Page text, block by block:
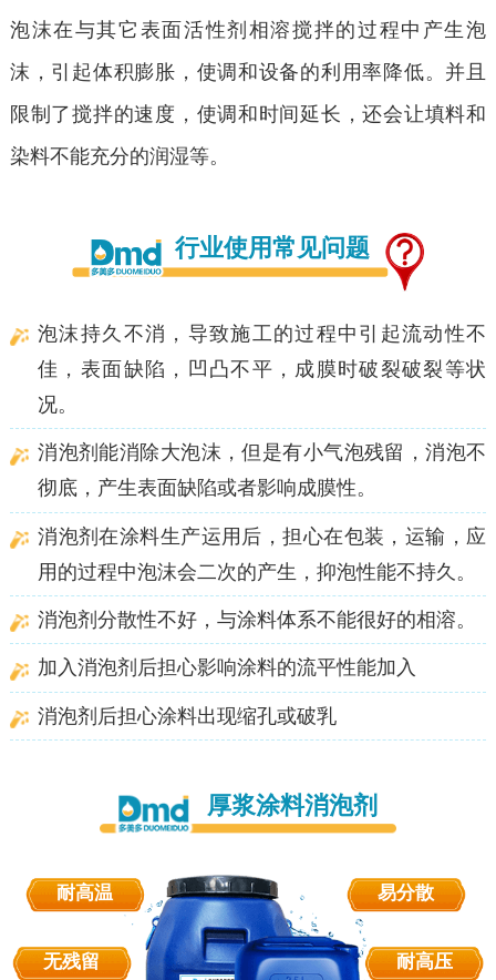
泡沫在与其它表面活性剂相溶搅拌的过程中产生泡
沫，引起体积膨胀，使调和设备的利用率降低。并且
限制了搅拌的速度，使调和时间延长，还会让填料和
染料不能充分的润湿等。
行业使用常见问题
泡沫持久不消，导致施工的过程中引起流动性不
佳，表面缺陷，凹凸不平，成膜时破裂破裂等状
况。
消泡剂能消除大泡沫，但是有小气泡残留，消泡不
彻底，产生表面缺陷或者影响成膜性。
消泡剂在涂料生产运用后，担心在包装，运输，应
用的过程中泡沫会二次的产生，抑泡性能不持久。
消泡剂分散性不好，与涂料体系不能很好的相溶。
加入消泡剂后担心影响涂料的流平性能加入
消泡剂后担心涂料出现缩孔或破乳
厚浆涂料消泡剂
耐高温
无残留
易分散
耐高压